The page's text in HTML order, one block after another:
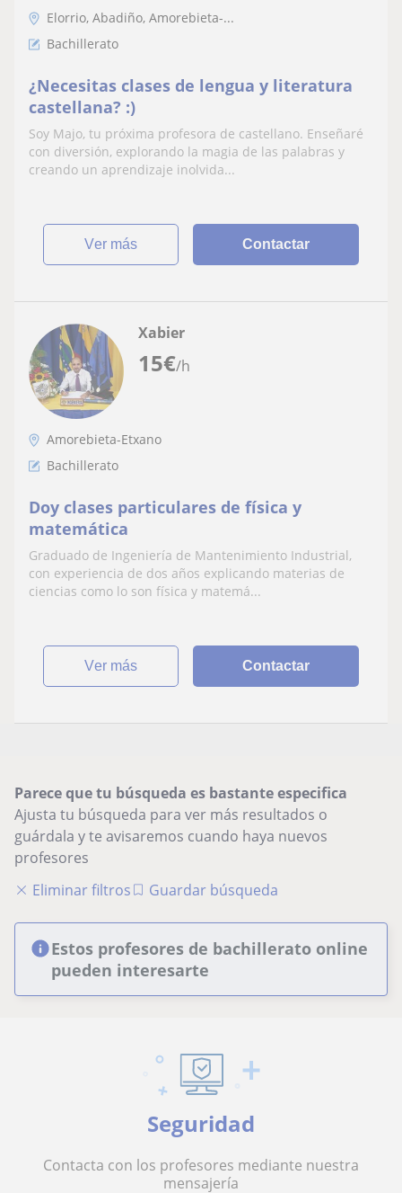
Elorrio, Abadiño, Amorebieta-...
Bachillerato
¿Necesitas clases de lengua y literatura
castellana? :)
Soy Majo, tu próxima profesora de castellano. Enseñaré
con diversión, explorando la magia de las palabras y
creando un aprendizaje inolvida...
ver más Contactar
15€/h
Xabier
Amorebieta-Etxano
Bachillerato
Doy clases particulares de física y
matemática
Graduado de Ingeniería de Mantenimiento Industrial,
con experiencia de dos años explicando materias de
ciencias como lo son física y matemá...
ver más Contactar
Parece que tu búsqueda es bastante especifica
Ajusta tu búsqueda para ver más resultados o
guárdala y te avisaremos cuando haya nuevos
profesores
Eliminar filtros
Guardar búsqueda
Estos profesores de bachillerato online
pueden interesarte
Seguridad
Contacta con los profesores mediante nuestra
mensajería